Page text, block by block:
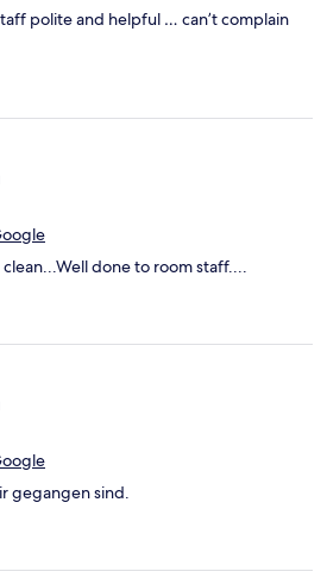
polite and helpful … can’t complain
done to room staff....
gegangen sind.